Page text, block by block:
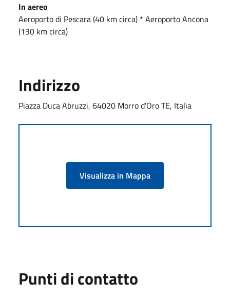
In aereo
Aeroporto di Pescara (40 km circa) * Aeroporto Ancona
(130 km circa)
Indirizzo
Piazza Duca Abruzzi, 64020 Morro d'Oro TE, Italia
Visualizza in Mappa
Punti di contatto